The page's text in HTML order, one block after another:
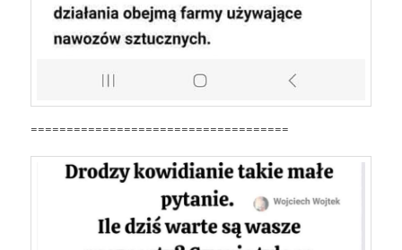
====================================